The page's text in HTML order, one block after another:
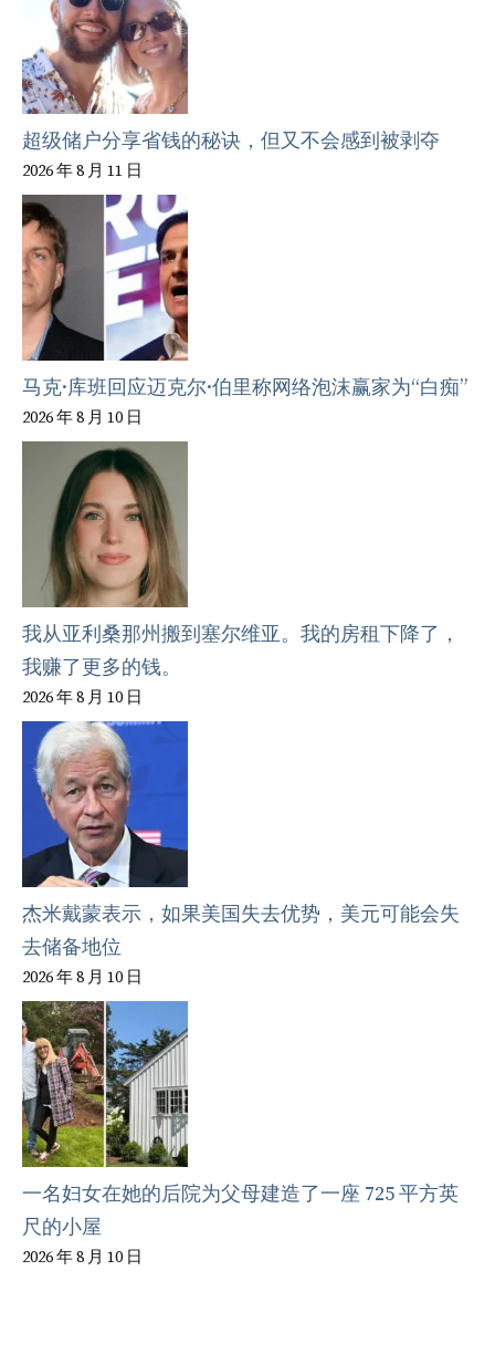
超级储户分享省钱的秘诀，但又不会感到被剥夺
2026 年 8 月 11 日
马克·库班回应迈克尔·伯里称网络泡沫赢家为“白痴”
2026 年 8 月 10 日
我从亚利桑那州搬到塞尔维亚。我的房租下降了，
我赚了更多的钱。
2026 年 8 月 10 日
杰米戴蒙表示，如果美国失去优势，美元可能会失
去储备地位
2026 年 8 月 10 日
一名妇女在她的后院为父母建造了一座 725 平方英
尺的小屋
2026 年 8 月 10 日